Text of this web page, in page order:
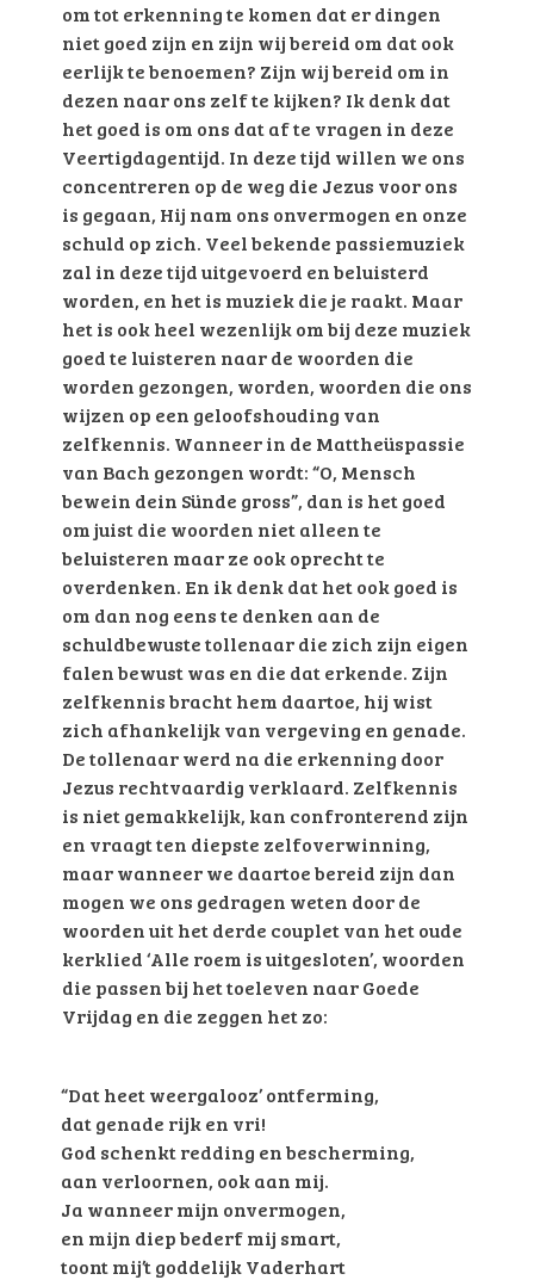
om tot erkenning te komen dat er dingen
niet goed zijn en zijn wij bereid om dat ook
eerlijk te benoemen? Zijn wij bereid om in
dezen naar ons zelf te kijken? Ik denk dat
het goed is om ons dat af te vragen in deze
Veertigdagentijd. In deze tijd willen we ons
concentreren op de weg die Jezus voor ons
is gegaan, Hij nam ons onvermogen en onze
schuld op zich. Veel bekende passiemuziek
zal in deze tijd uitgevoerd en beluisterd
worden, en het is muziek die je raakt. Maar
het is ook heel wezenlijk om bij deze muziek
goed te luisteren naar de woorden die
worden gezongen, worden, woorden die ons
wijzen op een geloofshouding van
zelfkennis. Wanneer in de Mattheüspassie
van Bach gezongen wordt: “O, Mensch
bewein dein Sünde gross”, dan is het goed
om juist die woorden niet alleen te
beluisteren maar ze ook oprecht te
overdenken. En ik denk dat het ook goed is
om dan nog eens te denken aan de
schuldbewuste tollenaar die zich zijn eigen
falen bewust was en die dat erkende. Zijn
zelfkennis bracht hem daartoe, hij wist
zich afhankelijk van vergeving en genade.
De tollenaar werd na die erkenning door
Jezus rechtvaardig verklaard. Zelfkennis
is niet gemakkelijk, kan confronterend zijn
en vraagt ten diepste zelfoverwinning,
maar wanneer we daartoe bereid zijn dan
mogen we ons gedragen weten door de
woorden uit het derde couplet van het oude
kerklied ‘Alle roem is uitgesloten’, woorden
die passen bij het toeleven naar Goede
Vrijdag en die zeggen het zo:
“Dat heet weergalooz’ ontferming,
dat genade rijk en vri!
God schenkt redding en bescherming,
aan verloornen, ook aan mij.
Ja wanneer mijn onvermogen,
en mijn diep bederf mij smart,
toont mij’t goddelijk Vaderhart